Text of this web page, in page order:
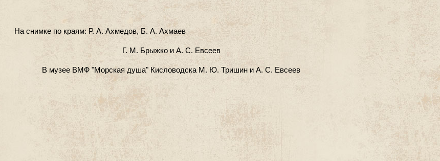
На снимке по краям: Р. А. Ахмедов, Б. А. Ахмаев
Г. М. Брыжко и А. С. Евсеев
В музее ВМФ "Морская душа" Кисловодска М. Ю. Тришин и А. С. Евсеев